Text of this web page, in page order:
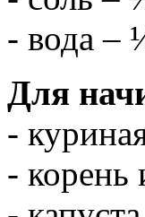
- вода –
Для
-
- корень